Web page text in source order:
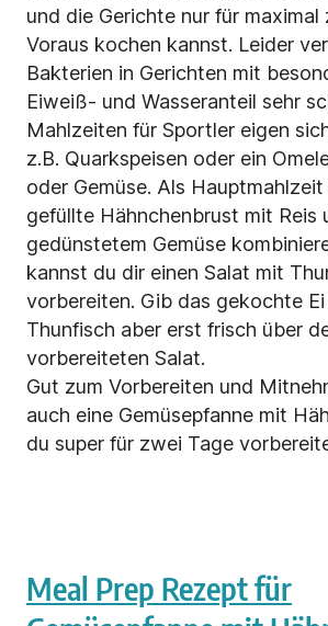
und die Gerichte nur für maximal
Voraus kochen kannst. Leider
Bakterien in Gerichten mit
Eiweiß- und Wasseranteil sehr
Mahlzeiten für Sportler eigen
z.B. Quarkspeisen oder ein
oder Gemüse. Als
gefüllte Hähnchenbrust mit Reis
gedünstetem Gemüse
kannst du dir einen Salat mit
vorbereiten. Gib das gekochte
Thunfisch aber erst frisch über
vorbereiteten Salat.
Gut zum Vorbereiten und
auch eine Gemüsepfanne mit
du super für zwei Tage
Meal Prep Rezept für